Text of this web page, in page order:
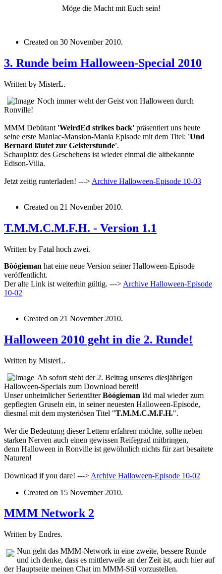
Möge die Macht mit Euch sein!
Created on 30 November 2010.
3. Runde beim Halloween-Special 2010
Written by MisterL.
Noch immer weht der Geist von Halloween durch
Ronville!
MMM Debütant 'WeirdEd strikes back' präsentiert uns heute
seine erste Maniac-Mansion-Mania Episode mit dem Titel: 'Und
Bernard läutet zur Geisterstunde'.
Schauplatz des Geschehens ist wieder einmal die altbekannte
Edison-Villa.
Jetzt zeitig runterladen! ---> Archive Halloween-Episode 10-03
Created on 21 November 2010.
T.M.M.C.M.F.H. - Version 1.1
Written by Fatal hoch zwei.
Bòógieman hat eine neue Version seiner Halloween-Episode
veröffentlicht.
Der alte Link ist weiterhin gültig. ---> Archive Halloween-Episode
10-02
Created on 21 November 2010.
Halloween 2010 geht in die 2. Runde!
Written by MisterL.
Ab sofort steht der 2. Beitrag unseres diesjährigen
Halloween-Specials zum Download bereit!
Unser unheimlicher SerientäterBòógieman läd mal wieder zum
gepflegten Gruseln ein, in seiner neuesten Halloween-Episode,
diesmal mit dem mysteriösen Titel "T.M.M.C.M.F.H.".
Wer die Bedeutung dieser Lettern erfahren möchte, sollte neben
starken Nerven auch einen gewissen Reifegrad mitbringen,
denn Halloween in Ronville ist gewöhnlich nichts für zart besaitete
Naturen!
Download if you dare! ---> Archive Halloween-Episode 10-02
Created on 15 November 2010.
MMM Network 2
Written by Endres.
Nun geht das MMM-Network in eine zweite, bessere Runde
und ich denke, dass es mittlerweile an der Zeit ist, auch hier auf
der Hauptseite meinen Chat im MMM-Stil vorzustellen.